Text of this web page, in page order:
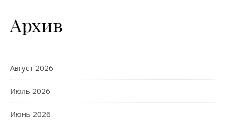
Архив
Август 2026
Июль 2026
Июнь 2026